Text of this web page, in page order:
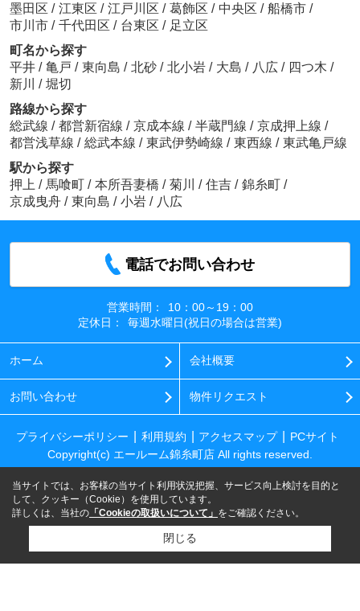
墨田区 / 江東区 / 江戸川区 / 葛飾区 / 中央区 / 船橋市 /
市川市 / 千代田区 / 台東区 / 足立区
町名から探す
平井 / 亀戸 / 東向島 / 北砂 / 北小岩 / 大島 / 八広 / 四つ木 /
新川 / 堀切
路線から探す
総武線 / 都営新宿線 / 京成本線 / 半蔵門線 / 京成押上線 /
都営浅草線 / 総武本線 / 東武伊勢崎線 / 東西線 / 東武亀戸線
駅から探す
押上 / 馬喰町 / 本所吾妻橋 / 菊川 / 住吉 / 錦糸町 /
京成曳舟 / 東向島 / 小岩 / 八広
電話でお問い合わせ
営業時間：
10：00～19：00
定休日：
毎週水曜日(祝日の場合は営業)
ホーム 会社概要
お問い合わせ 物件リクエスト
プライバシーポリシー 利用規約 アクセスマップ
PCサイト
Copyright(c) エールーム錦糸町店 All rights reserved.
当サイトでは、お客様の当サイト利用状況把握、サービス向上検討を目的と
して、クッキー（Cookie）を使用しています。
詳しくは、当社の 「Cookieの取扱いについて」 をご確認ください。
閉じる